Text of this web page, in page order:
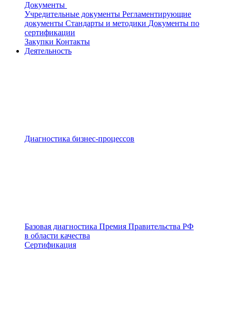
Документы
Учредительные документы Регламентирующие
документы Стандарты и методики Документы по
сертификации
Закупки Контакты
Деятельность
Диагностика бизнес-процессов
Базовая диагностика Премия Правительства РФ
в области качества
Сертификация